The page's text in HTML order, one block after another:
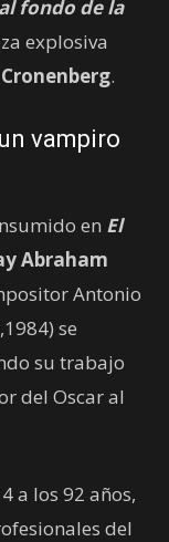
fondo de la
explosiva
.
vampiro
en El
Abraham
Antonio
se
su trabajo
del Oscar al
a los 92 años,
del